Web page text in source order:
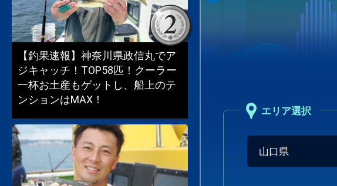
エリア選択
【釣果速報】神奈川県政信丸でア
ジキャッチ！TOP58匹！クーラー
一杯お土産もゲットし、船上のテ
ンションはMAX！